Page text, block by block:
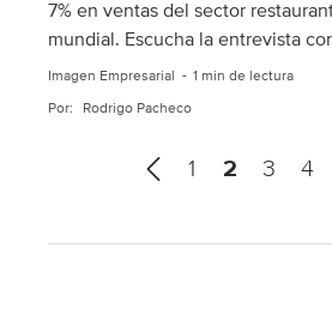
7% en ventas del sector
mundial. Escucha la entrevista
Imagen Empresarial 1 min de lectura
Por: Rodrigo Pacheco
e
1 2 3 4